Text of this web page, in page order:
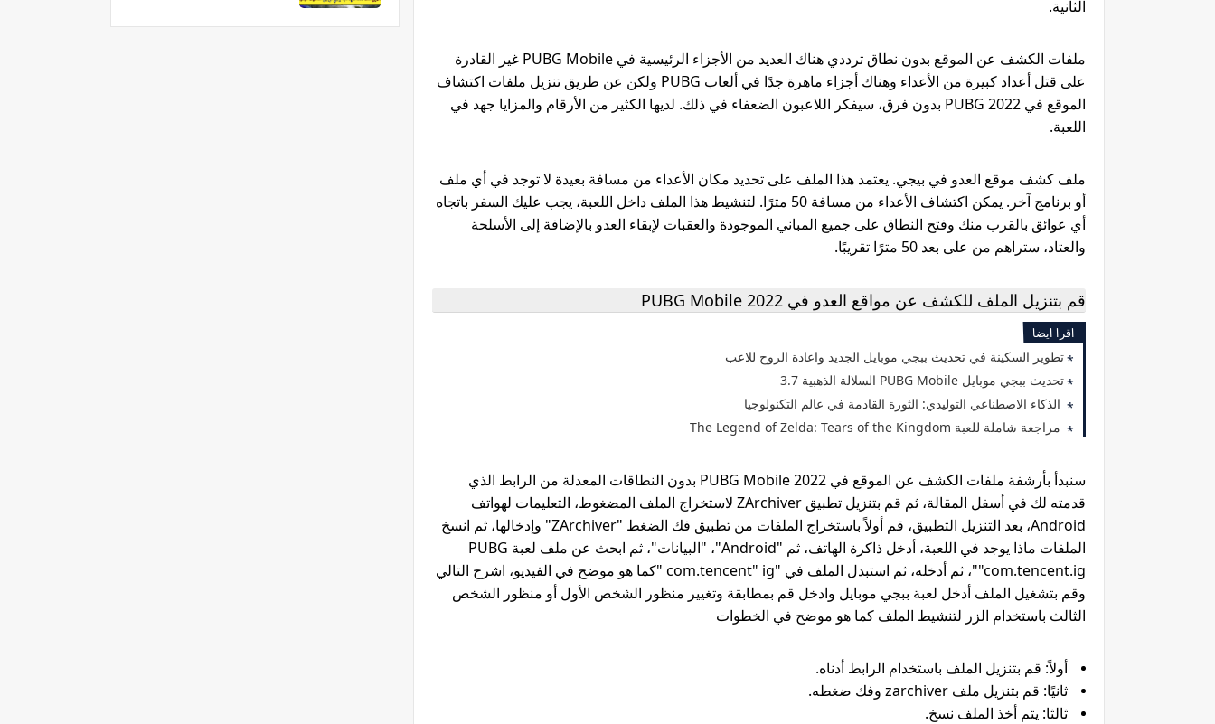
الثانية.
ملفات الكشف عن الموقع بدون نطاق ترددي هناك العديد من الأجزاء الرئيسية في PUBG Mobile غير القادرة
على قتل أعداد كبيرة من الأعداء وهناك أجزاء ماهرة جدًا في ألعاب PUBG ولكن عن طريق تنزيل ملفات اكتشاف
الموقع في PUBG 2022 بدون فرق، سيفكر اللاعبون الضعفاء في ذلك. لديها الكثير من الأرقام والمزايا جهد في
اللعبة.
ملف كشف موقع العدو في بيجي. يعتمد هذا الملف على تحديد مكان الأعداء من مسافة بعيدة لا توجد في أي ملف
أو برنامج آخر. يمكن اكتشاف الأعداء من مسافة 50 مترًا. لتنشيط هذا الملف داخل اللعبة، يجب عليك السفر باتجاه
أي عوائق بالقرب منك وفتح النطاق على جميع المباني الموجودة والعقبات لإبقاء العدو بالإضافة إلى الأسلحة
والعتاد، ستراهم من على بعد 50 مترًا تقريبًا.
قم بتنزيل الملف للكشف عن مواقع العدو في PUBG Mobile 2022
اقرا ايضا
تطوير السكينة في تحديث ببجي موبايل الجديد واعادة الروح للاعب
تحديث ببجي موبايل PUBG Mobile السلالة الذهبية 3.7
الذكاء الاصطناعي التوليدي: الثورة القادمة في عالم التكنولوجيا
مراجعة شاملة للعبة The Legend of Zelda: Tears of the Kingdom
سنبدأ بأرشفة ملفات الكشف عن الموقع في PUBG Mobile 2022 بدون النطاقات المعدلة من الرابط الذي
قدمته لك في أسفل المقالة، ثم قم بتنزيل تطبيق ZArchiver لاستخراج الملف المضغوط، التعليمات لهواتف
Android، بعد التنزيل التطبيق، قم أولاً باستخراج الملفات من تطبيق فك الضغط "ZArchiver" وإدخالها، ثم انسخ
الملفات ماذا يوجد في اللعبة، أدخل ذاكرة الهاتف، ثم "Android"، "البيانات"، ثم ابحث عن ملف لعبة PUBG
"com.tencent.ig"، ثم أدخله، ثم استبدل الملف في "com.tencent" ig "كما هو موضح في الفيديو، اشرح التالي
وقم بتشغيل الملف أدخل لعبة ببجي موبايل وادخل قم بمطابقة وتغيير منظور الشخص الأول أو منظور الشخص
الثالث باستخدام الزر لتنشيط الملف كما هو موضح في الخطوات
أولاً: قم بتنزيل الملف باستخدام الرابط أدناه.
ثانيًا: قم بتنزيل ملف zarchiver وفك ضغطه.
ثالثا: يتم أخذ الملف نسخ.